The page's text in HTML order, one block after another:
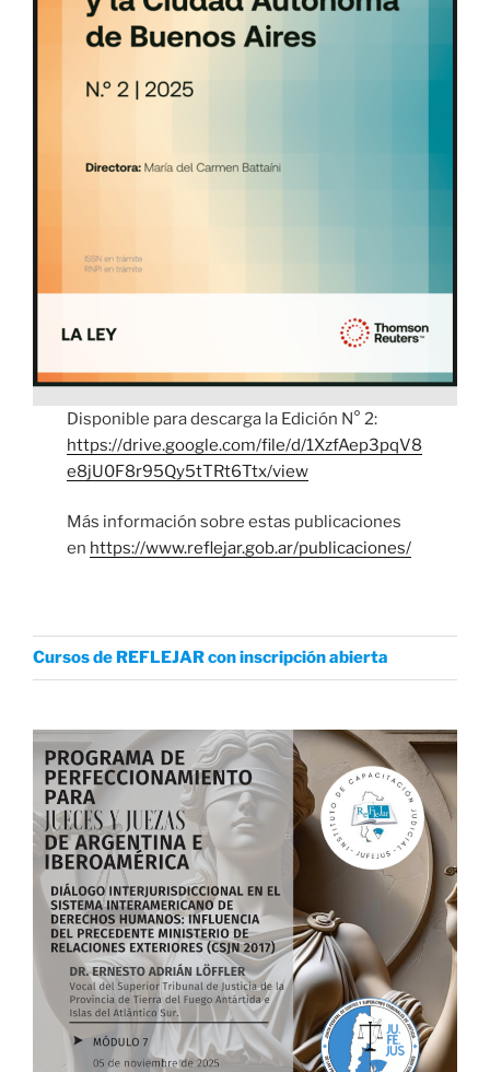
Disponible para descarga la Edición N° 2:
https://drive.google.com/file/d/1XzfAep3pqV8
e8jU0F8r95Qy5tTRt6Ttx/view
Más información sobre estas publicaciones
en https://www.reflejar.gob.ar/publicaciones/
Cursos de REFLEJAR con inscripción abierta